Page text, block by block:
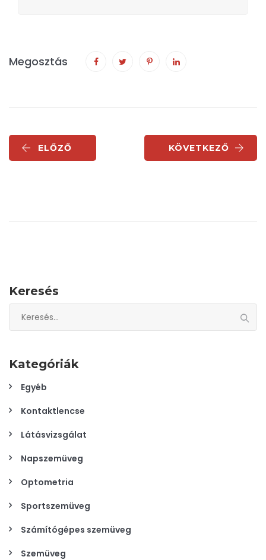
Megosztás
ELŐZŐ KÖVETKEZŐ
Keresés
Kategóriák
Egyéb
Kontaktlencse
Látásvizsgálat
Napszemüveg
Optometria
Sportszemüveg
Számítógépes szemüveg
Szemüveg